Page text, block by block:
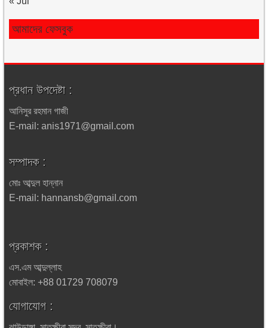
আমাদের ফেসবুক
প্রধান উপদেষ্টা :
আনিসুর রহমান গাজী
E-mail: anis1971@gmail.com
সম্পাদক :
মোঃ আব্দুল হান্নান
E-mail: hannansb@gmail.com
প্রকাশক :
এস.এম আব্দুল্লাহ
মোবাইল: +88 01729 708079
যোগাযোগ :